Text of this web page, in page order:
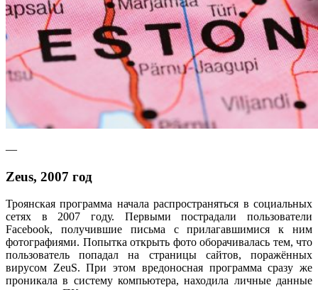
—
Zeus, 2007 год
Троянская программа начала распространяться в социальных
сетях в 2007 году. Первыми пострадали пользователи
Facebook, получившие письма с прилагавшимися к ним
фотографиями. Попытка открыть фото оборачивалась тем, что
пользователь попадал на страницы сайтов, поражённых
вирусом ZeuS. При этом вредоносная программа сразу же
проникала в систему компьютера, находила личные данные